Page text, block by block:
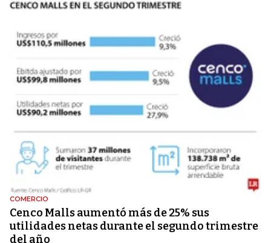
COMERCIO
Cenco Malls aumentó más de 25% sus
utilidades netas durante el segundo trimestre
del año